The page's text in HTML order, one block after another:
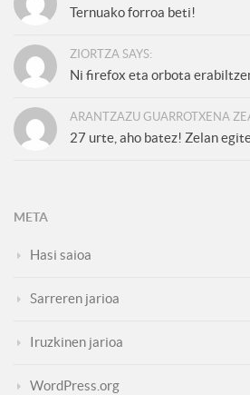
Ternuako forroa beti!
ZIORTZA SAYS:
Ni firefox eta orbota
ARANTZAZU GUARROTXENA
27 urte, aho batez! Zelan
META
Hasi saioa
Sarreren jarioa
Iruzkinen jarioa
WordPress.org